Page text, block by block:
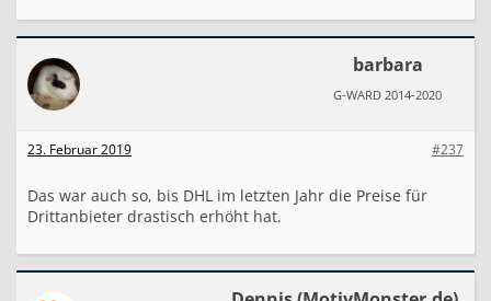
barbara
G-WARD 2014-2020
#237
23. Februar 2019
Das war auch so, bis DHL im letzten Jahr die Preise für
Drittanbieter drastisch erhöht hat.